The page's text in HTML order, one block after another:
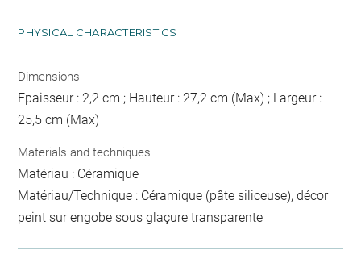
PHYSICAL CHARACTERISTICS
Dimensions
Epaisseur : 2,2 cm ; Hauteur : 27,2 cm (Max) ; Largeur :
25,5 cm (Max)
Materials and techniques
Matériau : Céramique
Matériau/Technique : Céramique (pâte siliceuse), décor
peint sur engobe sous glaçure transparente